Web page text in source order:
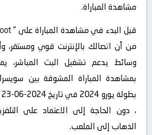
مشاهدة المباراة.
قبل البدء في مشاهدة المباراة على “yallashoot
من أن اتصالك بالإنترنت قوي
وسائط يدعم تشغيل البث المباشر،
بمشاهدة المباراة المشوقة بين
، دون الحاجة إلى الاعتماد على
الذهاب إلى الملعب.